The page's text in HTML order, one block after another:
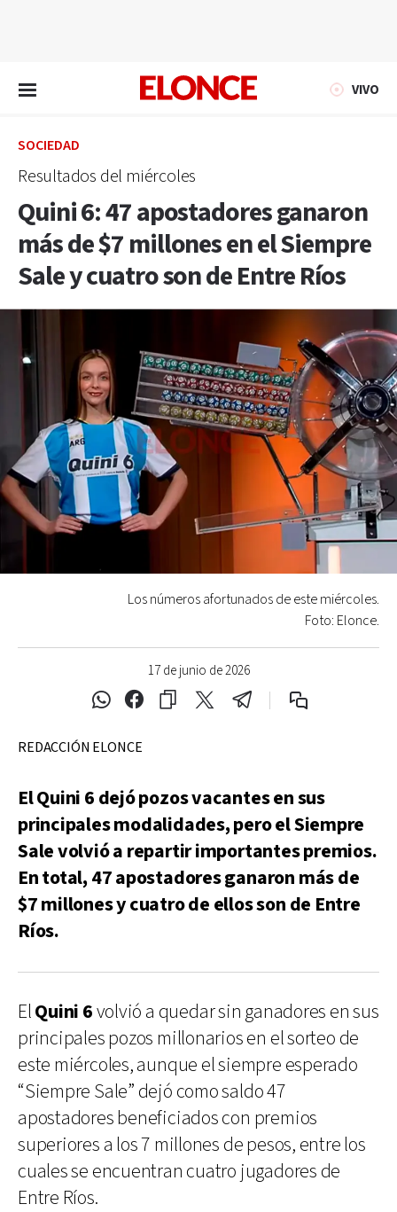
VIVO
SOCIEDAD
Resultados del miércoles
Quini 6: 47 apostadores ganaron
más de $7 millones en el Siempre
Sale y cuatro son de Entre Ríos
17 de junio de 2026
Los números afortunados de este miércoles.
Foto: Elonce.
REDACCIÓN ELONCE
El Quini 6 dejó pozos vacantes en sus
principales modalidades, pero el Siempre
Sale volvió a repartir importantes premios.
En total, 47 apostadores ganaron más de
$7 millones y cuatro de ellos son de Entre
Ríos.
ElQuini 6volvió a quedar sin ganadores en sus
principales pozos millonarios en el sorteo de
este miércoles, aunque el siempre esperado
“Siempre Sale” dejó como saldo 47
apostadores beneficiados con premios
superiores a los 7 millones de pesos, entre los
cuales se encuentran cuatro jugadores de
Entre Ríos.